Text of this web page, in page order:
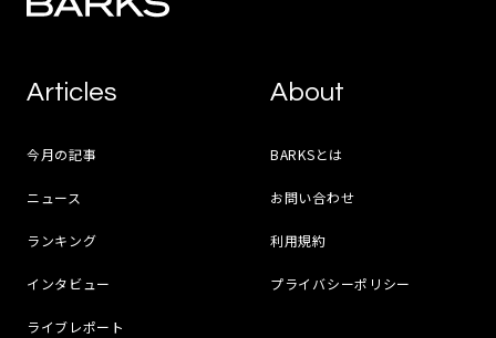
Articles
今月の記事
ニュース
ランキング
インタビュー
ライブレポート
About
BARKSとは
お問い合わせ
利用規約
プライバシーポリシー